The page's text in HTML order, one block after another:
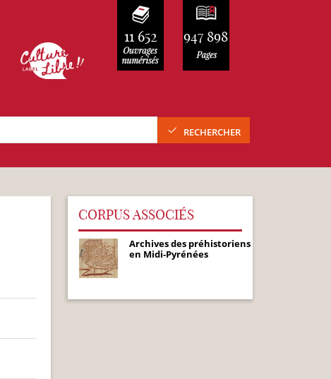
11 652 947 898
RECHERCHER
CORPUS ASSOCIÉS
Archives des préhistoriens
en Midi-Pyrénées